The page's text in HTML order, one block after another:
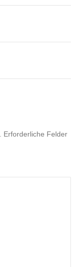
Erforderliche Felder